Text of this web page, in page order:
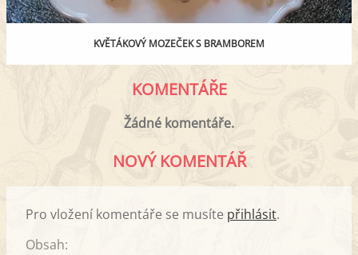
KVĚTÁKOVÝ MOZEČEK S BRAMBOREM
KOMENTÁŘE
Žádné komentáře.
NOVÝ KOMENTÁŘ
Pro vložení komentáře se musíte přihlásit.
Obsah: